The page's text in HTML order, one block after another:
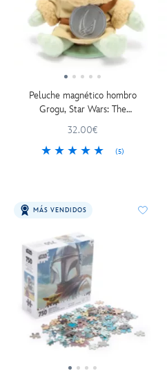
Peluche magnético hombro
Grogu, Star Wars: The
32.00€
(5)
MÁS VENDIDOS